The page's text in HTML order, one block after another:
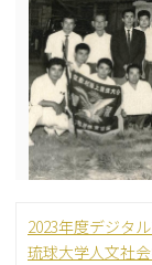
2023年度デジタ
琉球大学人文社